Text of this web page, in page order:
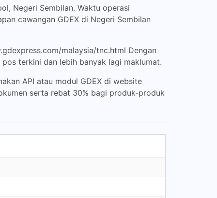
Negeri Sembilan. Waktu operasi
cawangan GDEX di Negeri Sembilan
malaysia/tnc.html Dengan
terkini dan lebih banyak lagi maklumat.
API atau modul GDEX di website
serta rebat 30% bagi produk-produk